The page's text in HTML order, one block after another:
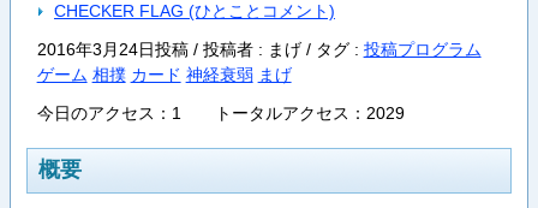
CHECKER FLAG (ひとことコメント)
2016年3月24日投稿 / 投稿者 : まげ / タグ : 投稿プログラム
ゲーム 相撲 カード 神経衰弱 まげ
今日のアクセス：1 トータルアクセス：2029
概要